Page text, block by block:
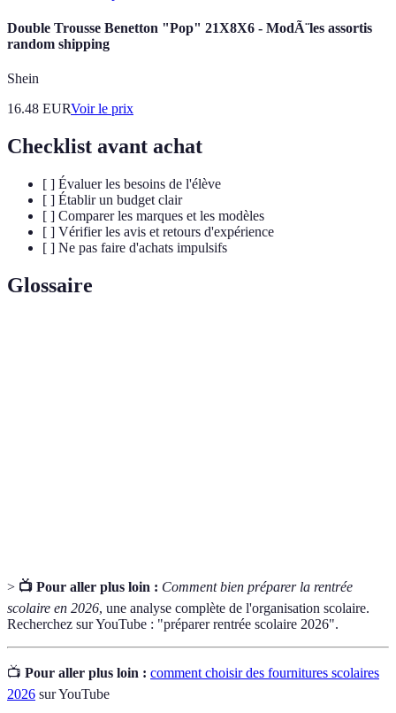
Double Trousse Benetton "Pop" 21X8X6 - ModÃ¨les assortis
random shipping
Shein
16.48 EURVoir le prix
Checklist avant achat
[ ] Évaluer les besoins de l'élève
[ ] Établir un budget clair
[ ] Comparer les marques et les modèles
[ ] Vérifier les avis et retours d'expérience
[ ] Ne pas faire d'achats impulsifs
Glossaire
> 📺 Pour aller plus loin : Comment bien préparer la rentrée
scolaire en 2026, une analyse complète de l'organisation scolaire.
Recherchez sur YouTube : "préparer rentrée scolaire 2026".
📺 Pour aller plus loin : comment choisir des fournitures scolaires
2026 sur YouTube